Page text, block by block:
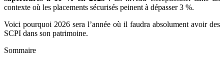
contexte où les placements sécurisés peinent à dépasser 3 %.
Voici pourquoi 2026 sera l’année où il faudra absolument avoir des
SCPI dans son patrimoine.
Sommaire